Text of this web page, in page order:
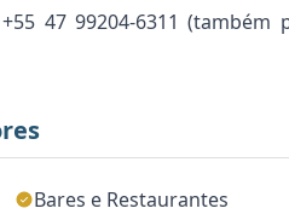
Bares e Restaurantes
47 99204-6311 (também